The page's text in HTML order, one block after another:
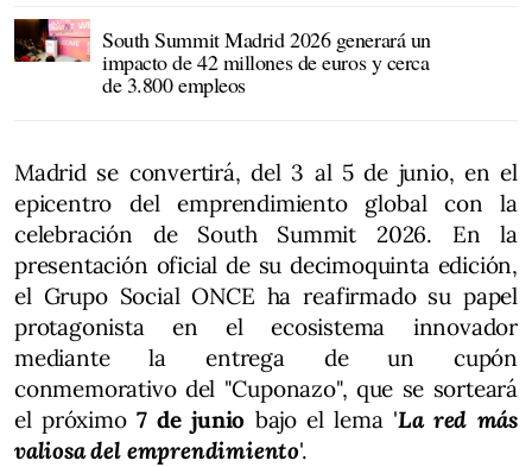
South Summit Madrid 2026 generará un
impacto de 42 millones de euros y cerca
de 3.800 empleos
Madrid se convertirá, del 3 al 5 de junio, en el
epicentro del emprendimiento global con la
celebración de South Summit 2026. En la
presentación oficial de su decimoquinta edición,
el Grupo Social ONCE ha reafirmado su papel
protagonista en el ecosistema innovador
mediante la entrega de un cupón
conmemorativo del "Cuponazo", que se sorteará
el próximo7 de junio bajo el lema 'La red más
valiosa del emprendimiento'.